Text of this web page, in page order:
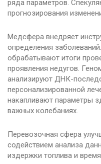
ряда параметров.
прогнозирования
Медсфера внедряет
определения
обрабатывают итоги
проявления недугов.
анализируют ДНК-
персонализированной
накапливают параметры
важных колебаниях.
Перевозочная сфера
содействием анализа
издержки топлива и